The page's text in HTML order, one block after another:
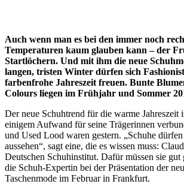
Auch wenn man es bei den immer noch
Temperaturen kaum glauben kann – der
Startlöchern. Und mit ihm die neue
langen, tristen Winter dürfen sich
farbenfrohe Jahreszeit freuen. Bunte
Colours liegen im Frühjahr und Sommer
Der neue Schuhtrend für die warme Jahreszeit
einigem Aufwand für seine Trägerinnen
und Used Lood waren gestern. „Schuhe
aussehen“, sagt eine, die es wissen muss:
Deutschen Schuhinstitut. Dafür müssen sie
die Schuh-Expertin bei der Präsentation der
Taschenmode im Februar in Frankfurt.